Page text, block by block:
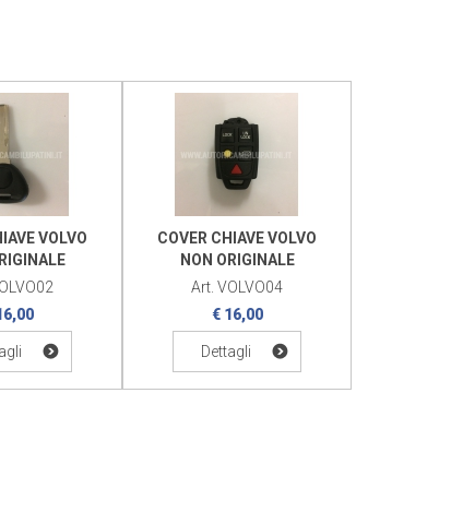
VOLVO
COVER CHIAVE VOLVO
NON ORIGINALE
Art. VOLVO04
€ 16,00
Dettagli